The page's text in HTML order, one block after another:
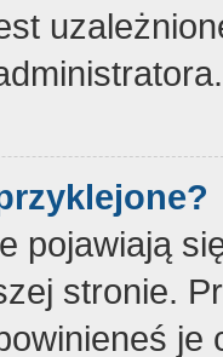
pojawiają
stronie.
je